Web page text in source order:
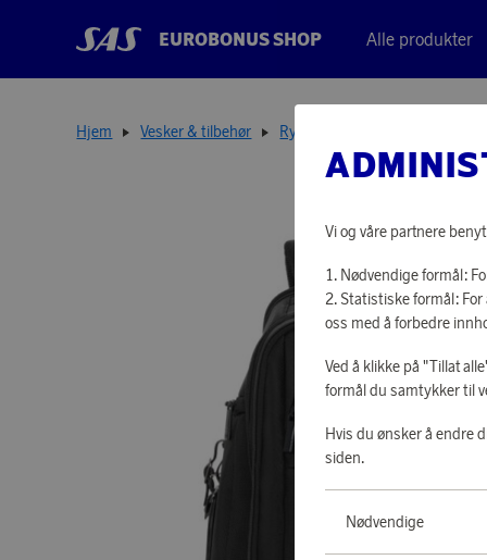
EUROBONUS SHOP Alle produkter
Hjem Vesker & tilbehør Ryggsekker
Vi og våre partnere
Nødvendige formål:
Statistiske formål:
oss med å forbedre
Ved å klikke på "Tillat
formål du samtykker til
Hvis du ønsker å endre
siden.
Nødvendige